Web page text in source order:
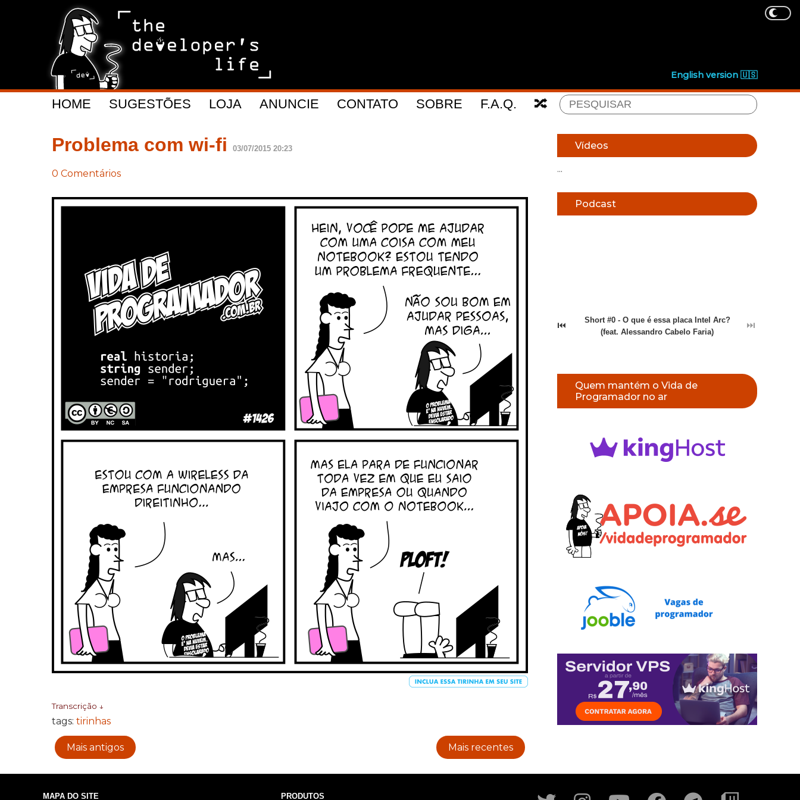
English version 🇺🇸
HOME SUGESTÕES LOJA ANUNCIE CONTATO SOBRE F.A.Q. 🔀
Problema com wi-fi 03/07/2015 20:23
0 Comentários
Transcrição ↓
tags: tirinhas
Mais antigos Mais recentes
Vídeos
...
Podcast
⏮
Short #0 - O que é essa placa Intel Arc?
(feat. Alessandro Cabelo Faria)
⏭
Quem mantém o Vida de
Programador no ar
MAPA DO SITE PRODUTOS